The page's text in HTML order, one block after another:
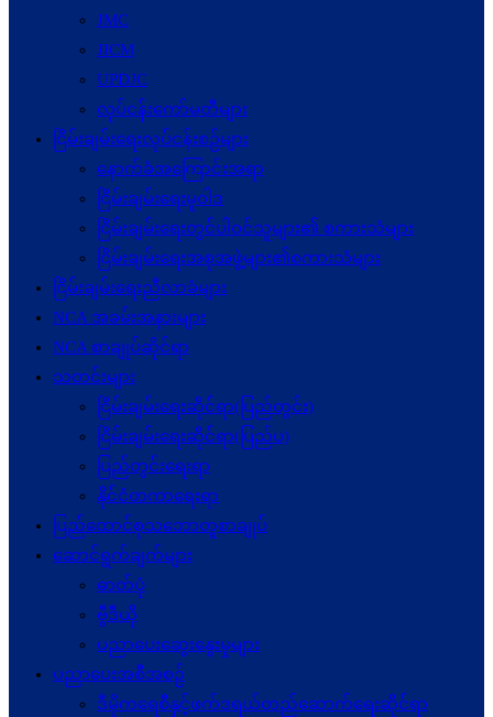
JMC
JICM
UPDJC
လုပ်ငန်းကော်မတီများ
ငြိမ်းချမ်းရေးလုပ်ငန်းစဉ်များ
နောက်ခံအကြောင်းအရာ
ငြိမ်းချမ်းရေးမူဝါဒ
ငြိမ်းချမ်းရေးတွင်ပါဝင်သူများ၏ စကားသံများ
ငြိမ်းချမ်းရေးအစုအဖွဲ့များ၏စကားသံများ
ငြိမ်းချမ်းရေးညီလာခံများ
NCA အခမ်းအနားများ
NCA စာချုပ်ဆိုင်ရာ
သတင်းများ
ငြိမ်းချမ်းရေးဆိုင်ရာ(ပြည်တွင်း)
ငြိမ်းချမ်းရေးဆိုင်ရာ(ပြည်ပ)
ပြည်တွင်းရေးရာ
နိုင်ငံတကာရေးရာ
ပြည်ထောင်စုသဘောတူစာချုပ်
ဆောင်ရွက်ချက်များ
ဓာတ်ပုံ
ဗွီဒီယို
ပညာပေးဆွေးနွေးမှုများ
ပညာပေးအစီအစဉ်
ဒီမိုကရေစီနှင့်ဖက်ဒရယ်တည်ဆောက်ရေးဆိုင်ရာ